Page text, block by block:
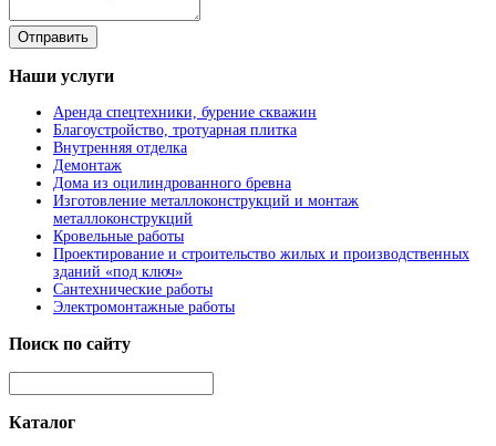
Наши услуги
Аренда спецтехники, бурение скважин
Благоустройство, тротуарная плитка
Внутренняя отделка
Демонтаж
Дома из оцилиндрованного бревна
Изготовление металлоконструкций и монтаж
металлоконструкций
Кровельные работы
Проектирование и строительство жилых и производственных
зданий «под ключ»
Сантехнические работы
Электромонтажные работы
Поиск по сайту
Каталог